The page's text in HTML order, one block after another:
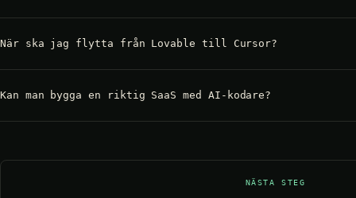
När ska jag flytta från Lovable till Cursor?
Kan man bygga en riktig SaaS med AI-kodare?
NÄSTA STEG